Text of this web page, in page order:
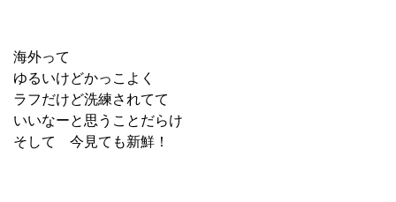
海外って
ゆるいけどかっこよく
ラフだけど洗練されてて
いいなーと思うことだらけ
そして 今見ても新鮮！